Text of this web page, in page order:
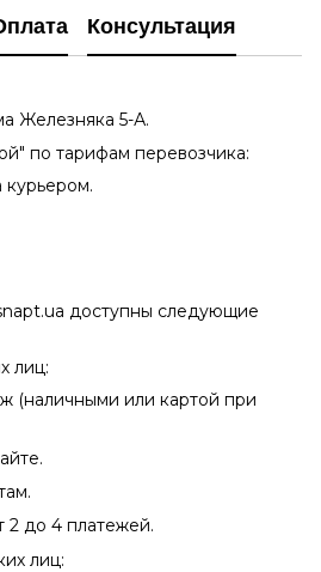
Консультация
Железняка 5-А.
по тарифам перевозчика:
курьером.
доступны следующие
лиц:
(наличными или картой при
2 до 4 платежей.
лиц: